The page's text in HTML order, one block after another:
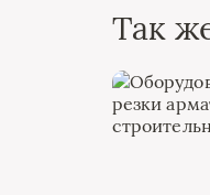
Так